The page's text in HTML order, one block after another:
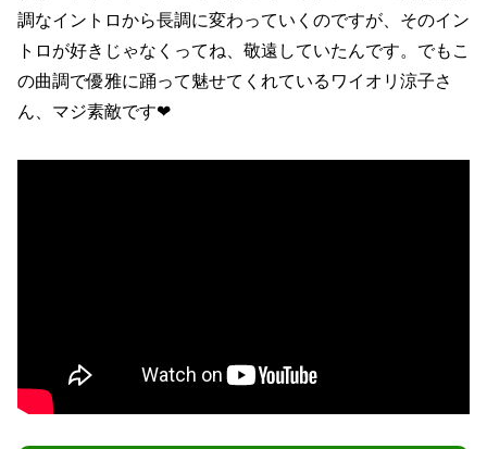
調なイントロから長調に変わっていくのですが、そのイン
トロが好きじゃなくってね、敬遠していたんです。でもこ
の曲調で優雅に踊って魅せてくれているワイオリ涼子さ
ん、マジ素敵です❤